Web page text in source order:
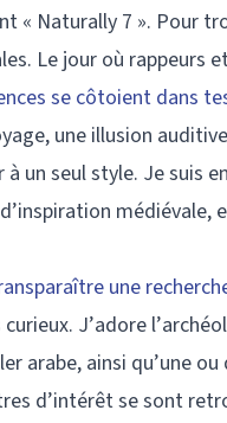
« Naturally 7 ». Pour
Le jour où rappeurs
se côtoient dans
une illusion
un seul style. Je suis
médiévale,
une
J’adore
arabe, ainsi qu’une
d’intérêt se sont